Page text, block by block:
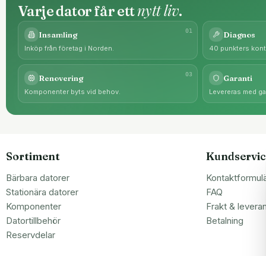
Varje dator får ettnytt liv.
01
Insamling
Inköp från företag i Norden.
Diagnos
40 punkters
03
Renovering
Komponenter byts vid behov.
Garanti
Levereras med
Sortiment
Bärbara datorer
Stationära datorer
Komponenter
Datortillbehör
Reservdelar
Kontaktformulär
FAQ
Frakt & leverans
Betalning